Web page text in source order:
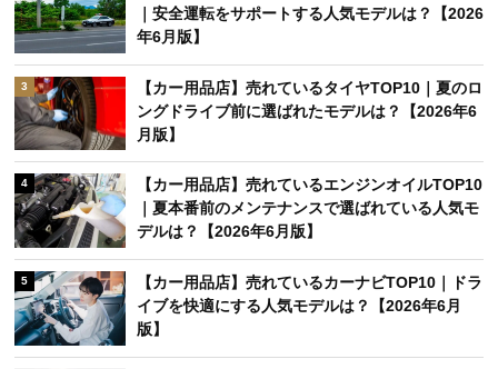
｜安全運転をサポートする人気モデルは？【2026
年6月版】
3
【カー用品店】売れているタイヤTOP10｜夏のロ
ングドライブ前に選ばれたモデルは？【2026年6
月版】
4
【カー用品店】売れているエンジンオイルTOP10
｜夏本番前のメンテナンスで選ばれている人気モ
デルは？【2026年6月版】
5
【カー用品店】売れているカーナビTOP10｜ドラ
イブを快適にする人気モデルは？【2026年6月
版】